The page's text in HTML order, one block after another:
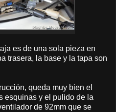
es de una sola pieza en
trasera, la base y la tapa son
queda muy bien el
esquinas y el pulido de la
de 92mm que se